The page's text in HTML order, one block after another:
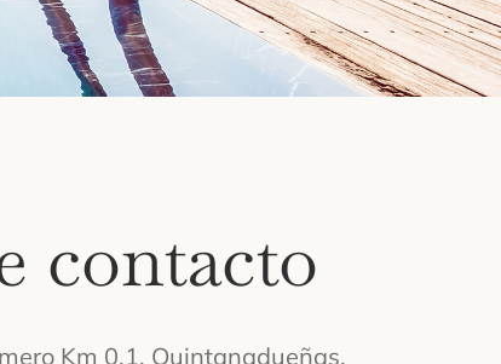
contacto
Km 0,1. Quintanadueñas,